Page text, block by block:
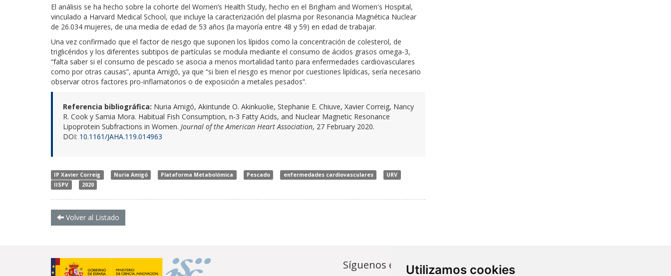
Utilizamos cookies
El análisis se ha hecho sobre la cohorte del Women’s Health Study, hecho en el Brigham and Women's Hospital,
vinculado a Harvard Medical School, que incluye la caracterización del plasma por Resonancia Magnética Nuclear
de 26.034 mujeres, de una media de edad de 53 años (la mayoría entre 48 y 59) en edad de trabajar.
Una vez confirmado que el factor de riesgo que suponen los lípidos como la concentración de colesterol, de
triglicéridos y los diferentes subtipos de partículas se modula mediante el consumo de ácidos grasos omega-3,
“falta saber si el consumo de pescado se asocia a menos mortalidad tanto para enfermedades cardiovasculares
como por otras causas”, apunta Amigó, ya que “si bien el riesgo es menor por cuestiones lipídicas, sería necesario
observar otros factores pro-inflamatorios o de exposición a metales pesados”.
Referencia bibliográfica: Nuria Amigó, Akintunde O. Akinkuolie, Stephanie E. Chiuve, Xavier Correig, Nancy
R. Cook y Samia Mora. Habitual Fish Consumption, n‐3 Fatty Acids, and Nuclear Magnetic Resonance
Lipoprotein Subfractions in Women. Journal of the American Heart Association, 27 February 2020.
DOI: 10.1161/JAHA.119.014963
IP Xavier Correig Nuria Amigó Plataforma Metabolómica Pescado enfermedades cardiovasculares
URV
IISPV
2020
Volver al Listado
Síguenos en... Contacto